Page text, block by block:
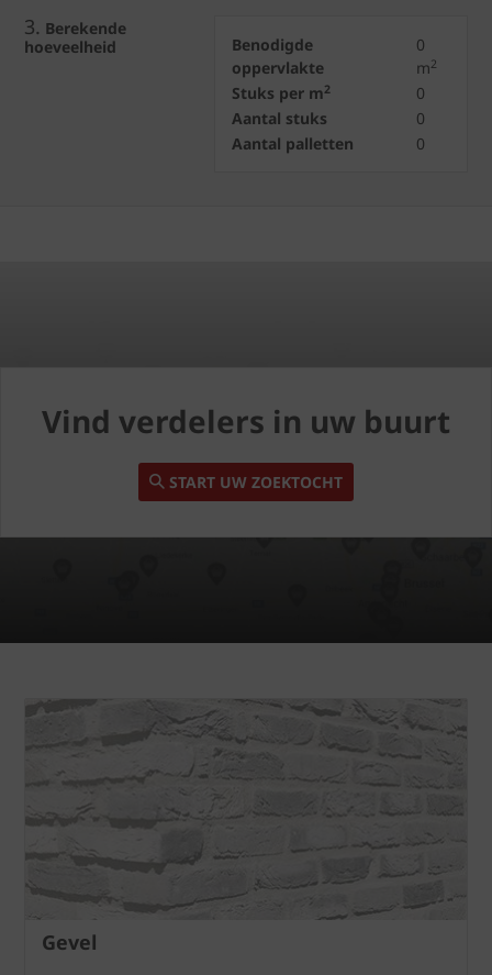
3. Berekende
hoeveelheid
Benodigde
oppervlakte
0
m2
Stuks per m2
0
Aantal stuks
0
Aantal palletten
0
Vind verdelers in uw buurt
START UW ZOEKTOCHT
Gevel